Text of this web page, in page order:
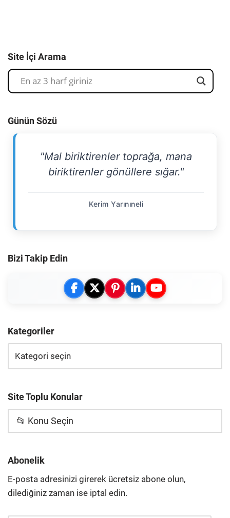
Site İçi Arama
Günün Sözü
"Mal biriktirenler toprağa, mana
biriktirenler gönüllere sığar."
Kerim Yarınıneli
Bizi Takip Edin
Kategoriler
Site Toplu Konular
📂 Konu Seçin
Abonelik
E-posta adresinizi girerek ücretsiz abone olun,
dilediğiniz zaman ise iptal edin.